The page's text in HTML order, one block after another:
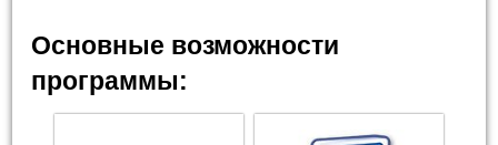
Основные возможности
программы: